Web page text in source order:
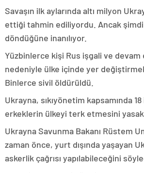
Savaşın ilk aylarında altı milyon
ettiği tahmin ediliyordu. Ancak
döndüğüne inanılıyor.
Yüzbinlerce kişi Rus işgali ve devam
nedeniyle ülke içinde yer
Binlerce sivil öldürüldü.
Ukrayna, sıkıyönetim kapsamında 18
erkeklerin ülkeyi terk etmesini
Ukrayna Savunma Bakanı Rüstem
zaman önce, yurt dışında yaşayan
askerlik çağrısı yapılabileceğini